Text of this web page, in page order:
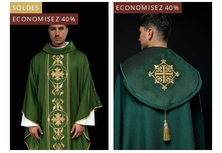
SOLDES
ECONOMISEZ 40%
ECONOMISEZ 40%